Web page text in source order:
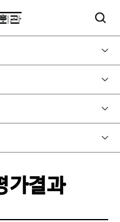
가결과